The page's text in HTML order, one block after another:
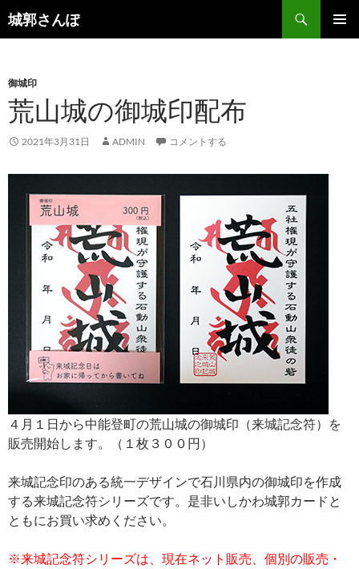
コ
ン
ツ
へ
ス
キ
城郭さんぽ
検
索
御城印
荒山城の御城印配布
2021年3月31日 ADMIN コメントする
４月１日から中能登町の荒山城の御城印（来城記念符）を
販売開始します。（１枚３００円）
来城記念印のある統一デザインで石川県内の御城印を作成
する来城記念符シリーズです。是非いしかわ城郭カードと
ともにお買い求めください。
※来城記念符シリーズは、現在ネット販売、個別の販売・